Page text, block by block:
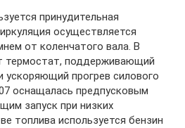
принудительная
осуществляется
от коленчатого вала. В
термостат, поддерживающий
ускоряющий прогрев силового
оснащалась предпусковым
запуск при низких
топлива используется бензин